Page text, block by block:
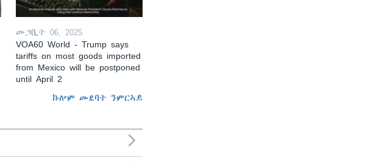
መጋቢት 06, 2025
VOA60 World - Trump says
tariffs on most goods imported
from Mexico will be postponed
until April 2
ኩሎም መደባት ንምርኣይ